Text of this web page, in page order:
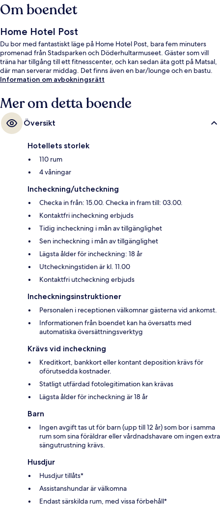
Om boendet
Home Hotel Post
Du bor med fantastiskt läge på Home Hotel Post, bara fem minuters
promenad från Stadsparken och Döderhultarmuseet. Gäster som vill
träna har tillgång till ett fitnesscenter, och kan sedan äta gott på Matsal,
där man serverar middag. Det finns även en bar/lounge och en bastu.
Information om avbokningsrätt
Mer om detta boende
Översikt
Hotellets storlek
110 rum
4 våningar
Incheckning/utcheckning
Checka in från: 15.00. Checka in fram till: 03.00.
Kontaktfri incheckning erbjuds
Tidig incheckning i mån av tillgänglighet
Sen incheckning i mån av tillgänglighet
Lägsta ålder för incheckning: 18 år
Utcheckningstiden är kl. 11.00
Kontaktfri utcheckning erbjuds
Incheckningsinstruktioner
Personalen i receptionen välkomnar gästerna vid ankomst.
Informationen från boendet kan ha översatts med
automatiska översättningsverktyg
Krävs vid incheckning
Kreditkort, bankkort eller kontant deposition krävs för
oförutsedda kostnader.
Statligt utfärdad fotolegitimation kan krävas
Lägsta ålder för incheckning är 18 år
Barn
Ingen avgift tas ut för barn (upp till 12 år) som bor i samma
rum som sina föräldrar eller vårdnadshavare om ingen extra
sängutrustning krävs.
Husdjur
Husdjur tillåts*
Assistanshundar är välkomna
Endast särskilda rum, med vissa förbehåll*